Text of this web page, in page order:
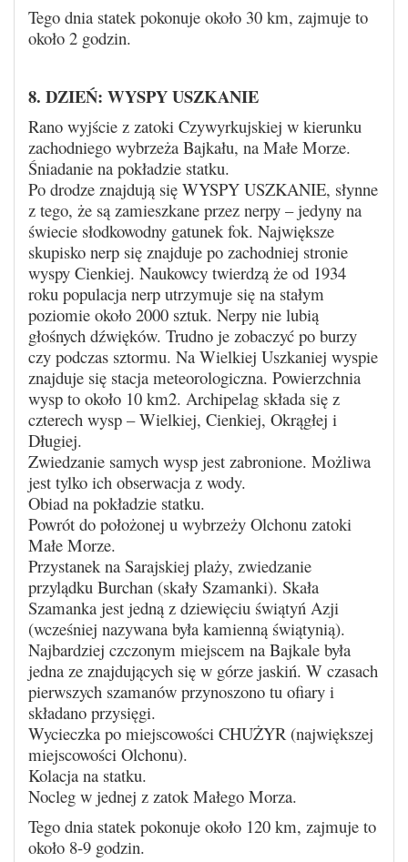
Tego dnia statek pokonuje około 30 km, zajmuje to
około 2 godzin.
8. DZIEŃ: WYSPY USZKANIE
Rano wyjście z zatoki Czywyrkujskiej w kierunku
zachodniego wybrzeża Bajkału, na Małe Morze.
Śniadanie na pokładzie statku.
Po drodze znajdują się WYSPY USZKANIE, słynne
z tego, że są zamieszkane przez nerpy – jedyny na
świecie słodkowodny gatunek fok. Największe
skupisko nerp się znajduje po zachodniej stronie
wyspy Cienkiej. Naukowcy twierdzą że od 1934
roku populacja nerp utrzymuje się na stałym
poziomie około 2000 sztuk. Nerpy nie lubią
głośnych dźwięków. Trudno je zobaczyć po burzy
czy podczas sztormu. Na Wielkiej Uszkaniej wyspie
znajduje się stacja meteorologiczna. Powierzchnia
wysp to około 10 km2. Archipelag składa się z
czterech wysp – Wielkiej, Cienkiej, Okrągłej i
Długiej.
Zwiedzanie samych wysp jest zabronione. Możliwa
jest tylko ich obserwacja z wody.
Obiad na pokładzie statku.
Powrót do położonej u wybrzeży Olchonu zatoki
Małe Morze.
Przystanek na Sarajskiej plaży, zwiedzanie
przylądku Burchan (skały Szamanki). Skała
Szamanka jest jedną z dziewięciu świątyń Azji
(wcześniej nazywana była kamienną świątynią).
Najbardziej czczonym miejscem na Bajkale była
jedna ze znajdujących się w górze jaskiń. W czasach
pierwszych szamanów przynoszono tu ofiary i
składano przysięgi.
Wycieczka po miejscowości CHUŻYR (największej
miejscowości Olchonu).
Kolacja na statku.
Nocleg w jednej z zatok Małego Morza.
Tego dnia statek pokonuje około 120 km, zajmuje to
około 8-9 godzin.